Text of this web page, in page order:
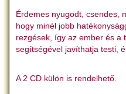
Érdemes nyugodt, csendes,
hogy minél jobb
rezgések, így az ember és a
segítségével javíthatja testi,
A 2 CD külön is rendelhető.